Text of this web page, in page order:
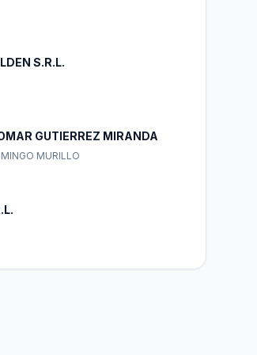
CRIPTO GOLDEN S.R.L.
GUTIERREZ MIRANDA
MURILLO